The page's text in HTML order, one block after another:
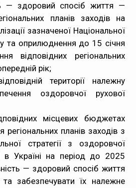
— здоровий спосіб життя —
планів заходів на
зазначеної Національної
та оприлюднення до 15 січня
відповідних регіональних
рік;
території належну
оздоровчої рухової
місцевих бюджетах
планів заходів з
стратегії з оздоровчої
в Україні на період до 2025
— здоровий спосіб життя
забезпечувати їх належне